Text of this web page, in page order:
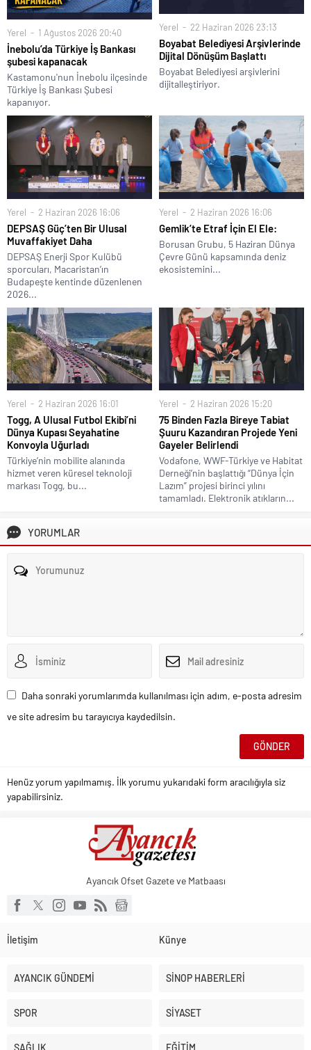
Yerel 1 Ağustos 2026 20:40
İnebolu’da Türkiye İş Bankası
şubesi kapanacak
Kastamonu'nun İnebolu ilçesinde
Türkiye İş Bankası Şubesi
kapanıyor.
Yerel 22 Haziran 2026 23:13
Boyabat Belediyesi Arşivlerinde
Dijital Dönüşüm Başlattı
Boyabat Belediyesi arşivlerini
dijitalleştiriyor.
Yerel 2 Haziran 2026 16:06
DEPSAŞ Güç’ten Bir Ulusal
Muvaffakiyet Daha
DEPSAŞ Enerji Spor Kulübü
sporcuları, Macaristan’ın
Budapeşte kentinde düzenlenen
2026...
Yerel 2 Haziran 2026 16:06
Gemlik’te Etraf İçin El Ele:
Borusan Grubu, 5 Haziran Dünya
Çevre Günü kapsamında deniz
ekosistemini...
Yerel 2 Haziran 2026 16:01
Togg, A Ulusal Futbol Ekibi’ni
Dünya Kupası Seyahatine
Konvoyla Uğurladı
Türkiye’nin mobilite alanında
hizmet veren küresel teknoloji
markası Togg, bu...
Yerel 2 Haziran 2026 15:20
75 Binden Fazla Bireye Tabiat
Şuuru Kazandıran Projede Yeni
Gayeler Belirlendi
Vodafone, WWF-Türkiye ve Habitat
Derneği’nin başlattığı “Dünya İçin
Lazım” projesi birinci yılını
tamamladı. Elektronik atıkların...
YORUMLAR
Daha sonraki yorumlarımda kullanılması için adım, e-posta adresim
ve site adresim bu tarayıcıya kaydedilsin.
Henüz yorum yapılmamış. İlk yorumu yukarıdaki form aracılığıyla siz
yapabilirsiniz.
Ayancık Ofset Gazete ve Matbaası
İletişim Künye
AYANCIK GÜNDEMİ SİNOP HABERLERİ
SPOR SİYASET